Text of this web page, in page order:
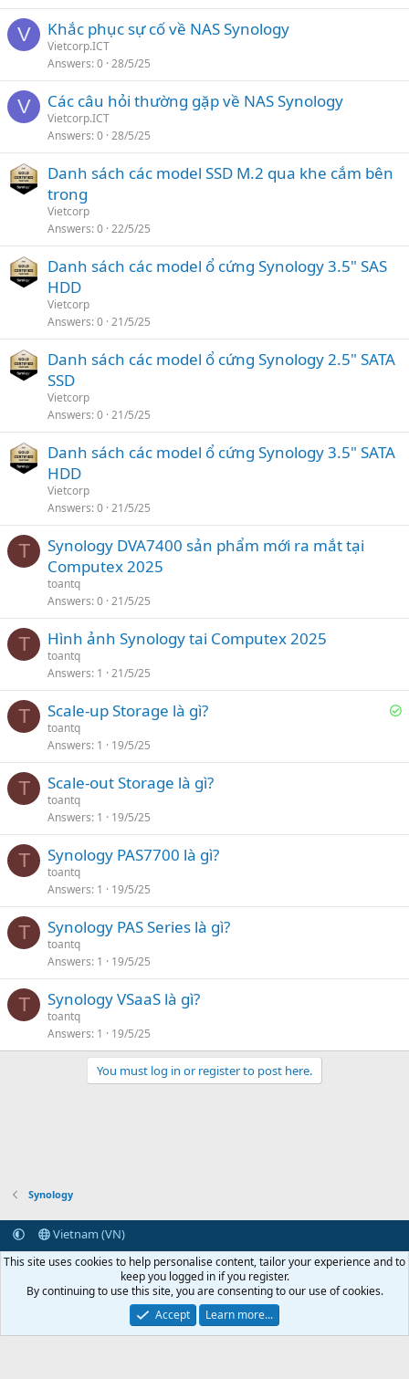
V Khắc phục sự cố về NAS Synology
Vietcorp.ICT
Answers 0 28/5/25
V Các câu hỏi thường gặp về NAS Synology
Vietcorp.ICT
Answers 0 28/5/25
Danh sách các model SSD M.2 qua khe cắm bên
trong
Vietcorp
Answers 0 22/5/25
Danh sách các model ổ cứng Synology 3.5" SAS
HDD
Vietcorp
Answers 0 21/5/25
Danh sách các model ổ cứng Synology 2.5" SATA
SSD
Vietcorp
Answers 0 21/5/25
Danh sách các model ổ cứng Synology 3.5" SATA
HDD
Vietcorp
Answers 0 21/5/25
T
Synology DVA7400 sản phẩm mới ra mắt tại
Computex 2025
toantq
Answers 0 21/5/25
T Hình ảnh Synology tai Computex 2025
toantq
Answers 1 21/5/25
T
S
v
Scale-up Storage là gì?
toantq
Answers 1 19/5/25
T Scale-out Storage là gì?
toantq
Answers 1 19/5/25
T Synology PAS7700 là gì?
toantq
Answers 1 19/5/25
T Synology PAS Series là gì?
toantq
Answers 1 19/5/25
T Synology VSaaS là gì?
toantq
Answers 1 19/5/25
You must log in or register to post here.
Synology
Vietnam (VN)
Terms and rules
Privacy policy Help Home
R
Vietcorp.com Synology vCloudPoint NComputing Centerm
Linh kiện Synology Ổ cứng Synology RAM Synology
This site uses cookies to help personalise content, tailor your experience and to
keep you logged in if you register.
By continuing to use this site, you are consenting to our use of cookies.
Accept
Learn more...